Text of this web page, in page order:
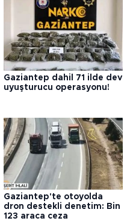
Gaziantep dahil 71 ilde dev
uyuşturucu operasyonu!
Gaziantep'te otoyolda
dron destekli denetim: Bin
123 araca ceza